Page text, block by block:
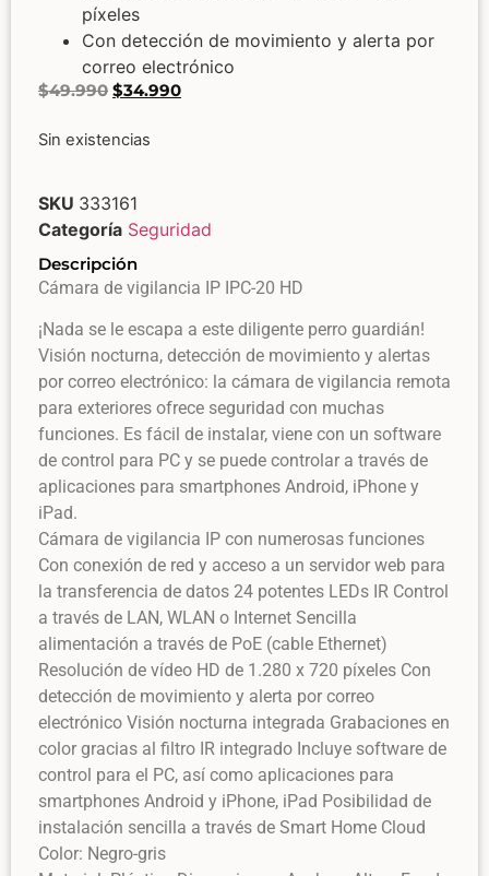
píxeles
Con detección de movimiento y alerta por
correo electrónico
$49.990 $34.990
Sin existencias
SKU 333161
Categoría Seguridad
Descripción
Cámara de vigilancia IP IPC-20 HD
¡Nada se le escapa a este diligente perro guardián!
Visión nocturna, detección de movimiento y alertas
por correo electrónico: la cámara de vigilancia remota
para exteriores ofrece seguridad con muchas
funciones. Es fácil de instalar, viene con un software
de control para PC y se puede controlar a través de
aplicaciones para smartphones Android, iPhone y
iPad.
Cámara de vigilancia IP con numerosas funciones
Con conexión de red y acceso a un servidor web para
la transferencia de datos 24 potentes LEDs IR Control
a través de LAN, WLAN o Internet Sencilla
alimentación a través de PoE (cable Ethernet)
Resolución de vídeo HD de 1.280 x 720 píxeles Con
detección de movimiento y alerta por correo
electrónico Visión nocturna integrada Grabaciones en
color gracias al filtro IR integrado Incluye software de
control para el PC, así como aplicaciones para
smartphones Android y iPhone, iPad Posibilidad de
instalación sencilla a través de Smart Home Cloud
Color: Negro-gris